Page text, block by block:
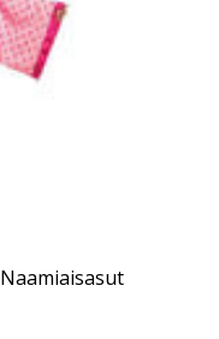
Naamiaisasut